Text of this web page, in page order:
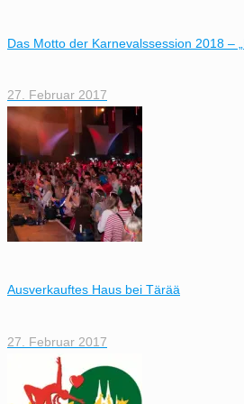
Das Motto der Karnevalssession 2018 –
27. Februar 2017
Ausverkauftes Haus bei Tärää
27. Februar 2017